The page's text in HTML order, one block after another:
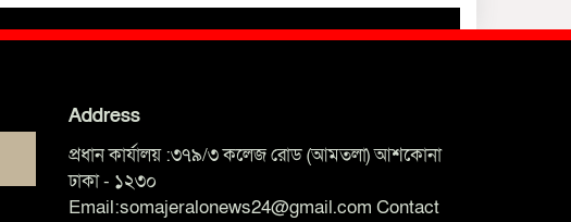
Address
প্রধান কার্যালয় :৩৭৯/৩ কলেজ রোড (আমতলা) আশকোনা
ঢাকা - ১২৩০
Email:somajeralonews24@gmail.com Contact